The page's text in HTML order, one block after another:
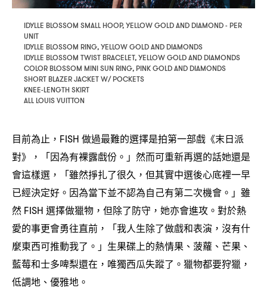
IDYLLE BLOSSOM SMALL HOOP, YELLOW GOLD AND DIAMOND - PER
UNIT
IDYLLE BLOSSOM RING, YELLOW GOLD AND DIAMONDS
IDYLLE BLOSSOM TWIST BRACELET, YELLOW GOLD AND DIAMONDS
COLOR BLOSSOM MINI SUN RING, PINK GOLD AND DIAMONDS
SHORT BLAZER JACKET W/ POCKETS
KNEE-LENGTH SKIRT
ALL LOUIS VUITTON
目前為止 ，FISH 做過最難的選擇是拍第一部戲《末日派
對》
，
「因為有裸露戲份。」然而可重新再選的話她還是
會這樣選 ， 「雖然掙扎了很久 ， 但其實中選後心底裡一早
已經決定好。因為當下並不認為自己有第二次機會。」雖
然 FISH 選擇做獵物 ， 但除了防守 ， 她亦會進攻。對於熱
愛的事更會勇往直前 ， 「我人生除了做戲和表演 ， 沒有什
麼東西可推動我了。」生果碟上的熱情果、菠蘿、芒果、
藍莓和士多啤梨還在 ， 唯獨西瓜失蹤了。獵物都要狩獵 ，
低調地、優雅地。